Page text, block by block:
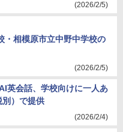
(2026/2/5)
・相模原市立中野中学校の
(2026/2/5)
英会話、学校向けに一人あ
別）で提供
(2026/2/4)